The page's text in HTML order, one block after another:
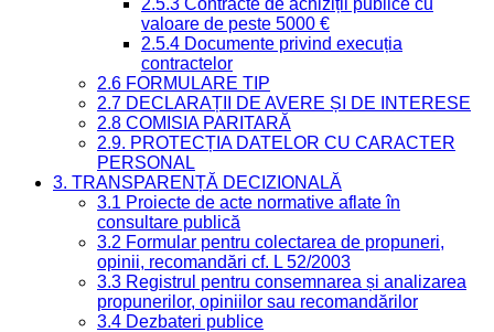
2.5.3 Contracte de achiziții publice cu
valoare de peste 5000 €
2.5.4 Documente privind execuția
contractelor
2.6 FORMULARE TIP
2.7 DECLARAȚII DE AVERE ȘI DE INTERESE
2.8 COMISIA PARITARĂ
2.9. PROTECȚIA DATELOR CU CARACTER
PERSONAL
3. TRANSPARENȚĂ DECIZIONALĂ
3.1 Proiecte de acte normative aflate în
consultare publică
3.2 Formular pentru colectarea de propuneri,
opinii, recomandări cf. L 52/2003
3.3 Registrul pentru consemnarea și analizarea
propunerilor, opiniilor sau recomandărilor
3.4 Dezbateri publice